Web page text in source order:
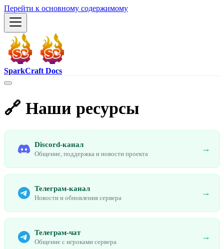
Перейти к основному содержимому
SparkCraft Docs
🔗 Наши ресурсы
Discord-канал
Общение, поддержка и новости проекта
→
Телеграм-канал
Новости и обновления сервера
→
Телеграм-чат
Общение с игроками сервера
→